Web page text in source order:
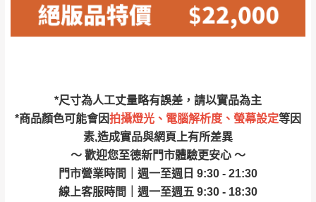
*尺寸為人工丈量略有誤差，請以實品為主
*商品顏色可能會因拍攝燈光、電腦解析度、螢幕設定等因
素,造成實品與網頁上有所差異
～ 歡迎您至德新門市體驗更安心 ～
門市營業時間｜週一至週日 9:30 - 21:30
線上客服時間｜週一至週五 9:30 - 18:30
NT$500元
＊A108產品另收運費
NT$500元
＊A108產品另收運費
安鄉、大湖鄉、頭
屋、獅潭鄉
配送天數：5~14天
到貨時間：指定送貨日當天以電話聯絡確認
天在家等貨，以節省您的寶貴時間。
由於百貨公司配送較為不易，故暫無法配送
發票寄送：
若您選擇三聯式或索取兩聯式發票，發票將於商品
完成出貨15個工作天另行寄出，另外約加上2~7個
工作天內送達，如遇國定假日將順延寄送。
退換貨說明：